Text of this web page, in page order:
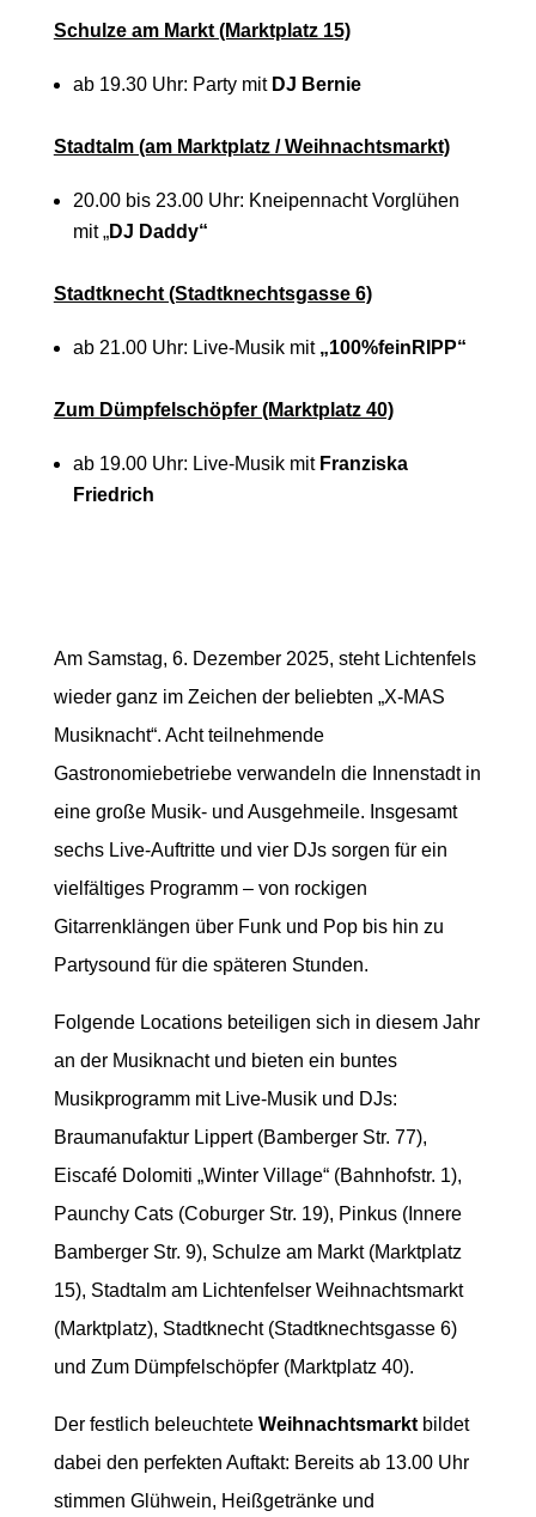
Schulze am Markt (Marktplatz 15)
ab 19.30 Uhr: Party mit DJ Bernie
Stadtalm (am Marktplatz / Weihnachtsmarkt)
20.00 bis 23.00 Uhr: Kneipennacht Vorglühen
mit „DJ Daddy“
Stadtknecht (Stadtknechtsgasse 6)
ab 21.00 Uhr: Live-Musik mit „100%feinRIPP“
Zum Dümpfelschöpfer (Marktplatz 40)
ab 19.00 Uhr: Live-Musik mit Franziska
Friedrich
Am Samstag, 6. Dezember 2025, steht Lichtenfels
wieder ganz im Zeichen der beliebten „X-MAS
Musiknacht“. Acht teilnehmende
Gastronomiebetriebe verwandeln die Innenstadt in
eine große Musik- und Ausgehmeile. Insgesamt
sechs Live-Auftritte und vier DJs sorgen für ein
vielfältiges Programm – von rockigen
Gitarrenklängen über Funk und Pop bis hin zu
Partysound für die späteren Stunden.
Folgende Locations beteiligen sich in diesem Jahr
an der Musiknacht und bieten ein buntes
Musikprogramm mit Live-Musik und DJs:
Braumanufaktur Lippert (Bamberger Str. 77),
Eiscafé Dolomiti „Winter Village“ (Bahnhofstr. 1),
Paunchy Cats (Coburger Str. 19), Pinkus (Innere
Bamberger Str. 9), Schulze am Markt (Marktplatz
15), Stadtalm am Lichtenfelser Weihnachtsmarkt
(Marktplatz), Stadtknecht (Stadtknechtsgasse 6)
und Zum Dümpfelschöpfer (Marktplatz 40).
Der festlich beleuchtete Weihnachtsmarktbildet
dabei den perfekten Auftakt: Bereits ab 13.00 Uhr
stimmen Glühwein, Heißgetränke und